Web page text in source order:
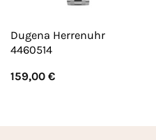
Dugena Herrenuhr
4460514
159,00 €